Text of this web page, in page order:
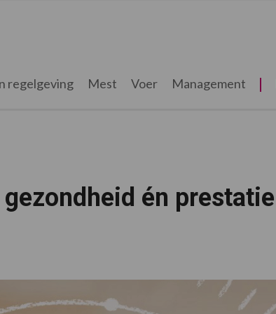
regelgeving Mest Voer Management
én prestatie